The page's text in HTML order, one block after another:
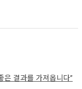
은 결과를 가져옵니다”